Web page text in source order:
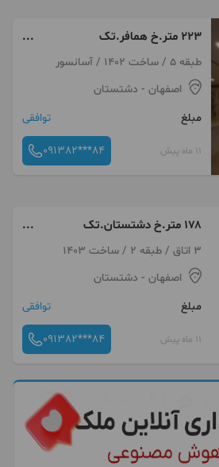
۲۲۳ متر.خ همافر.تک
واحدی.صفر.۵۰ متر بهار خواب
طبقه 5 / ساخت 1402 / آسانسور
اصفهان - دشتستان
مبلغ
توافقی
11 ماه پیش 091382***84
۱۷۸ متر.خ دشتستان.تک
واحدی.صفر.غرق در نور
3 اتاق / طبقه 2 / ساخت 1403
اصفهان - دشتستان
مبلغ
توافقی
11 ماه پیش 091382***84